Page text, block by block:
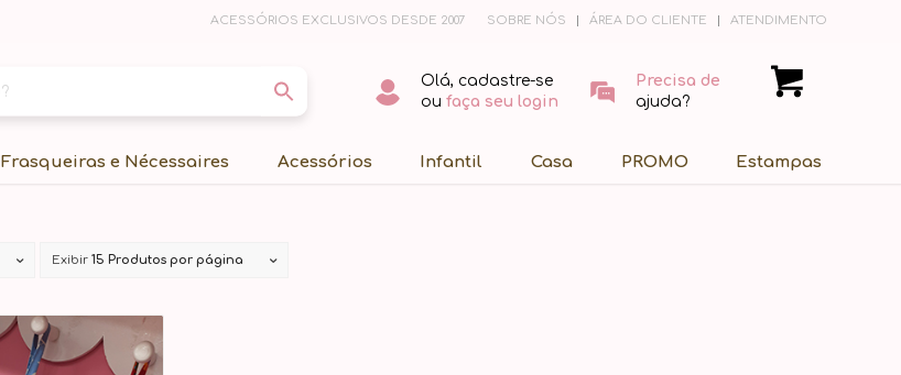
SOBRE NÓS ÁREA DO CLIENTE ATENDIMENTO
ACESSÓRIOS EXCLUSIVOS DESDE 2007
Olá, cadastre-se
oufaça seu login
Precisa de
ajuda?
Frasqueiras e Nécessaires Acessórios Infantil Casa PROMO Estampas
Exibir15 Produtos por página